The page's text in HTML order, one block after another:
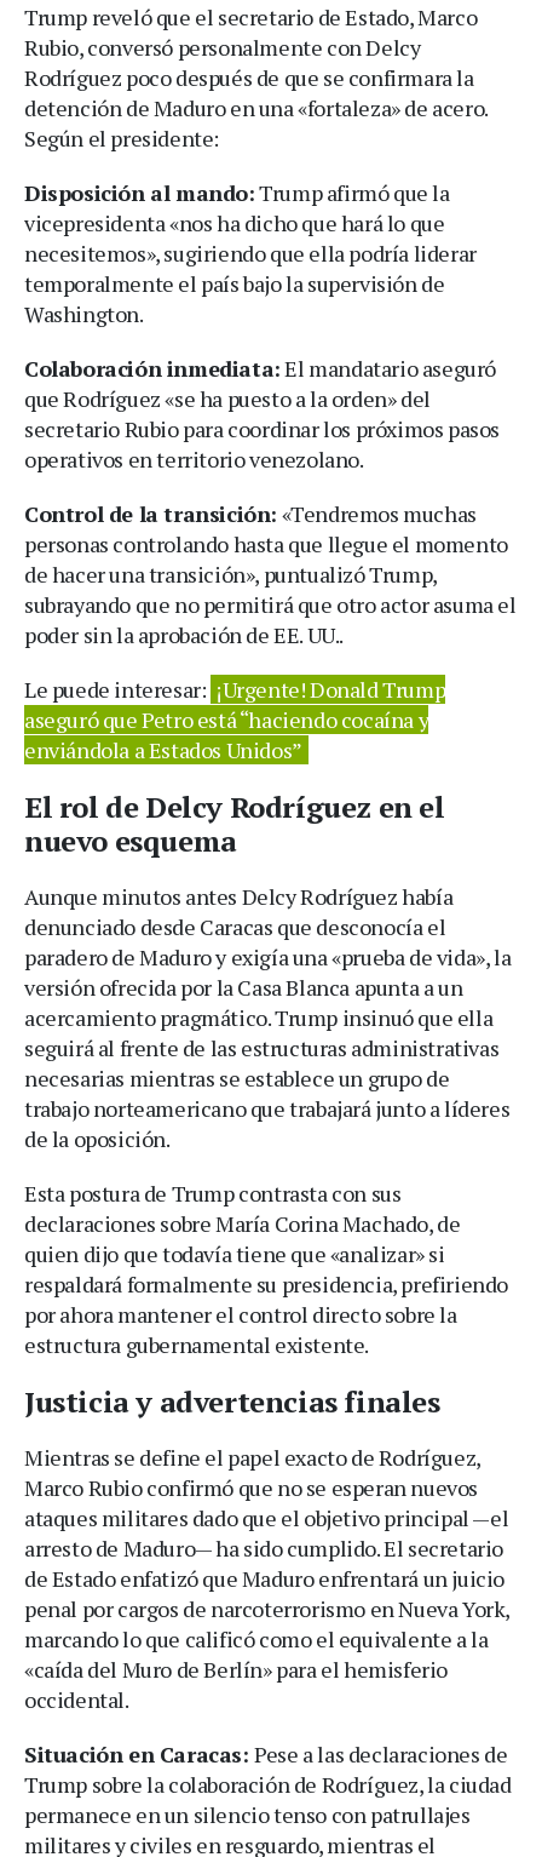
Trump reveló que el secretario de Estado, Marco
Rubio, conversó personalmente con Delcy
Rodríguez poco después de que se confirmara la
detención de Maduro en una «fortaleza» de acero.
Según el presidente:
Disposición al mando:Trump afirmó que la
vicepresidenta «nos ha dicho que hará lo que
necesitemos», sugiriendo que ella podría liderar
temporalmente el país bajo la supervisión de
Washington.
Colaboración inmediata:El mandatario aseguró
que Rodríguez «se ha puesto a la orden» del
secretario Rubio para coordinar los próximos pasos
operativos en territorio venezolano.
Control de la transición: «Tendremos muchas
personas controlando hasta que llegue el momento
de hacer una transición», puntualizó Trump,
subrayando que no permitirá que otro actor asuma el
poder sin la aprobación de EE. UU..
Le puede interesar: ¡Urgente! Donald Trump
aseguró que Petro está “haciendo cocaína y
enviándola a Estados Unidos”
El rol de Delcy Rodríguez en el
nuevo esquema
Aunque minutos antes Delcy Rodríguez había
denunciado desde Caracas que desconocía el
paradero de Maduro y exigía una «prueba de vida», la
versión ofrecida por la Casa Blanca apunta a un
acercamiento pragmático. Trump insinuó que ella
seguirá al frente de las estructuras administrativas
necesarias mientras se establece un grupo de
trabajo norteamericano que trabajará junto a líderes
de la oposición.
Esta postura de Trump contrasta con sus
declaraciones sobre María Corina Machado, de
quien dijo que todavía tiene que «analizar» si
respaldará formalmente su presidencia, prefiriendo
por ahora mantener el control directo sobre la
estructura gubernamental existente.
Justicia y advertencias finales
Mientras se define el papel exacto de Rodríguez,
Marco Rubio confirmó que no se esperan nuevos
ataques militares dado que el objetivo principal —el
arresto de Maduro— ha sido cumplido. El secretario
de Estado enfatizó que Maduro enfrentará un juicio
penal por cargos de narcoterrorismo en Nueva York,
marcando lo que calificó como el equivalente a la
«caída del Muro de Berlín» para el hemisferio
occidental.
Situación en Caracas:Pese a las declaraciones de
Trump sobre la colaboración de Rodríguez, la ciudad
permanece en un silencio tenso con patrullajes
militares y civiles en resguardo, mientras el